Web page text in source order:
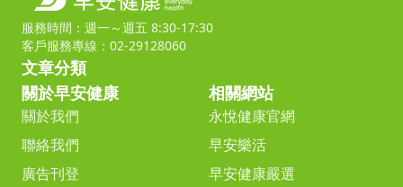
服務時間：週一～週五 8:30-17:30
客戶服務專線：02-29128060
文章分類
關於早安健康
關於我們
聯絡我們
廣告刊登
相關網站
永悅健康官網
早安樂活
早安健康嚴選